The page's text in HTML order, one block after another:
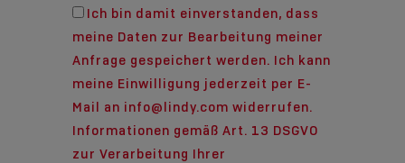
Ich bin damit einverstanden, dass
meine Daten zur Bearbeitung meiner
Anfrage gespeichert werden. Ich kann
meine Einwilligung jederzeit per E-
Mail an info@lindy.com widerrufen.
Informationen gemäß Art. 13 DSGVO
zur Verarbeitung Ihrer